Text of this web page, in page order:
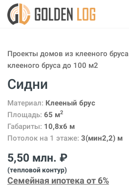
Проекты домов из клееного бруса
клееного бруса до 100 м2
Сидни
Материал: Клееный брус
Площадь: 65 м2
Габариты: 10,8х6 м
Потолок на 1 этаже: 3(мин2,2) м
5,50 млн. ₽
(тепловой контур)
Семейная ипотека от 6%